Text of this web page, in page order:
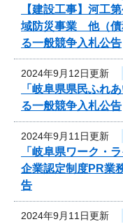
【建設工事】河工
域防災事業 他（債
る一般競争入札公告
2024年9月12日更新
「岐阜県県民ふれ
る一般競争入札公告
2024年9月11日更新
「岐阜県ワーク・
企業認定制度PR業
告
2024年9月11日更新